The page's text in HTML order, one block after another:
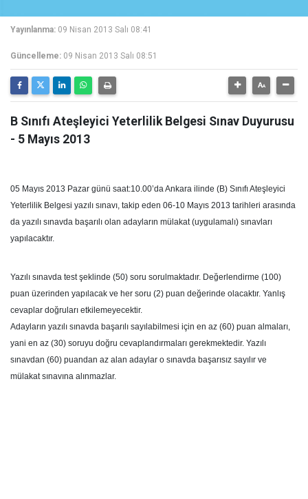
Yayınlanma: 09 Nisan 2013 Salı 08:41
Güncelleme: 09 Nisan 2013 Salı 08:51
B Sınıfı Ateşleyici Yeterlilik Belgesi Sınav Duyurusu
- 5 Mayıs 2013
05 Mayıs 2013 Pazar günü saat:10.00’da Ankara ilinde (B) Sınıfı Ateşleyici
Yeterlilik Belgesi yazılı sınavı, takip eden 06-10 Mayıs 2013 tarihleri arasında
da yazılı sınavda başarılı olan adayların mülakat (uygulamalı) sınavları
yapılacaktır.
Yazılı sınavda test şeklinde (50) soru sorulmaktadır. Değerlendirme (100)
puan üzerinden yapılacak ve her soru (2) puan değerinde olacaktır. Yanlış
cevaplar doğruları etkilemeyecektir.
Adayların yazılı sınavda başarılı sayılabilmesi için en az (60) puan almaları,
yani en az (30) soruyu doğru cevaplandırmaları gerekmektedir. Yazılı
sınavdan (60) puandan az alan adaylar o sınavda başarısız sayılır ve
mülakat sınavına alınmazlar.